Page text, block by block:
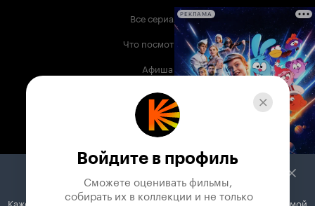
Все сериалы
Что посмотреть
Афиша
Музыка
Телепрограмма
Служба поддержки
РЕКЛАМА
Войдите в профиль
Сможете оценивать фильмы,
собирать их в коллекции и не только
Кажется, вы используете блокировщик рекламы. Вместе с рекламой